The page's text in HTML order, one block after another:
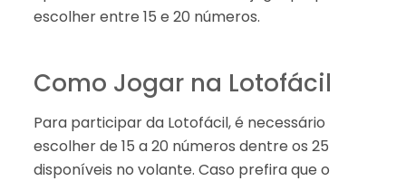
escolher entre 15 e 20 números.
Como Jogar na Lotofácil
Para participar da Lotofácil, é necessário
escolher de 15 a 20 números dentre os 25
disponíveis no volante. Caso prefira que o